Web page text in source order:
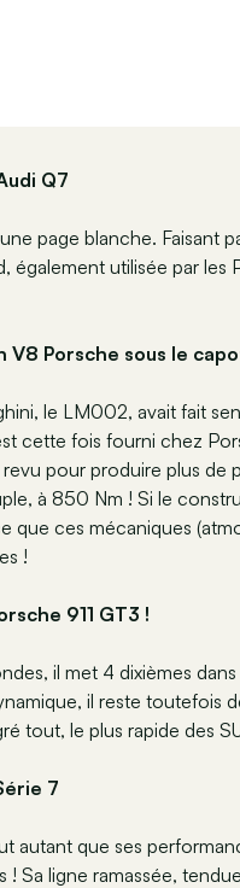
Q7
page blanche.
également utilisée par
V8 Porsche sous le
le LM002, avait fait
cette fois fourni chez
pour produire plus de
à 850 Nm ! Si le
que ces mécaniques
!
911 GT3 !
il met 4 dixièmes
il reste toutefois
tout, le plus rapide des
7
autant que ses
! Sa ligne ramassée,